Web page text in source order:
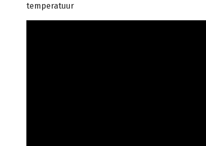
temperatuur